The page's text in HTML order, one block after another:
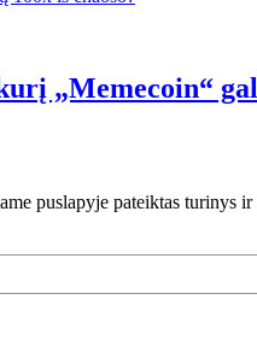
„Memecoin“
puslapyje pateiktas